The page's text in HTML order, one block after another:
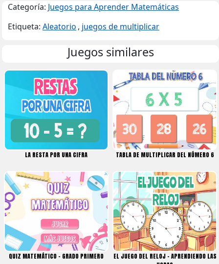
Categoría: Juegos para Aprender Matemáticas
Etiqueta: Aleatorio , juegos de multiplicar
Juegos similares
LA RESTA POR UNA CIFRA TABLA DE MULTIPLICAR DEL NÚMERO 6
QUIZ MATEMÁTICO – GRADO PRIMERO
EL JUEGO DEL RELOJ – APRENDIENDO LAS